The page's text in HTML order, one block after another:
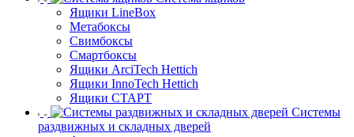
Ящики LineBox
Метабоксы
Свимбоксы
Смартбоксы
Ящики ArciTech Hettich
Ящики InnoTech Hettich
Ящики СТАРТ
Системы
раздвижных и складных дверей